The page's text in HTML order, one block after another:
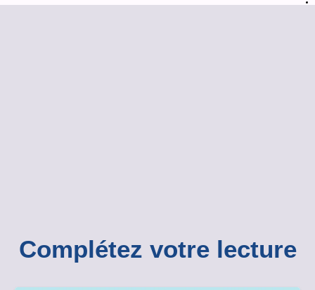
Complétez votre lecture